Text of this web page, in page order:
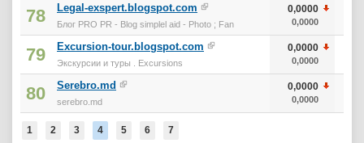
78 Legal-exspert.blogspot.com
Блог PRO PR - Blog simplel aid - Photo ; Fan
0,0000
0,0000
79 Excursion-tour.blogspot.com
Экскурсии и туры . Excursions
0,0000
0,0000
80 Serebro.md
serebro.md
0,0000
0,0000
1 2 3 4 5 6 7